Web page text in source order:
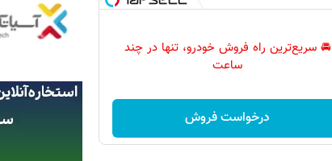
🚘 سریع‌ترین راه فروش خودرو، تنها در چند
ساعت
درخواست فروش